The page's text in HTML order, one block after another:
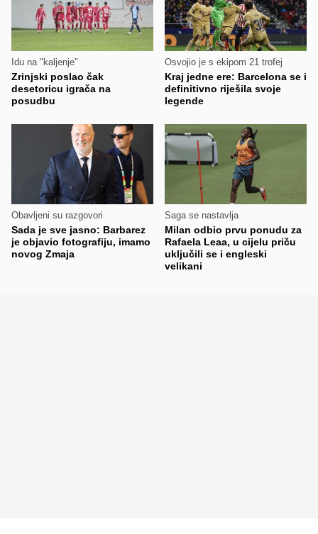
Idu na "kaljenje"
Zrinjski poslao čak
desetoricu igrača na
posudbu
Osvojio je s ekipom 21 trofej
Kraj jedne ere: Barcelona se i
definitivno riješila svoje
legende
Obavljeni su razgovori
Sada je sve jasno: Barbarez
je objavio fotografiju, imamo
novog Zmaja
Saga se nastavlja
Milan odbio prvu ponudu za
Rafaela Leaa, u cijelu priču
uključili se i engleski
velikani